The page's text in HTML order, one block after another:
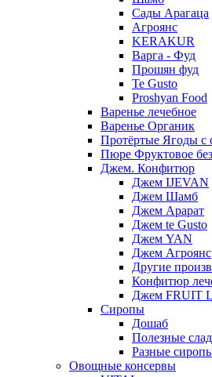
Сады Арагаца
Агроянс
KERAKUR
Варга - Фуд
Прошян фуд
Te Gusto
Proshyan Food
Варенье лечебное
Варенье Органик
Протёртые Ягоды с
Пюре Фруктовое без
Джем. Конфитюр
Джем IJEVAN
Джем Шамб
Джем Арарат
Джем te Gusto
Джем YAN
Джем Агроянс
Другие
Конфитюр
Джем FRUIT
Сиропы
Дошаб
Полезные
Разные
Овощные консервы